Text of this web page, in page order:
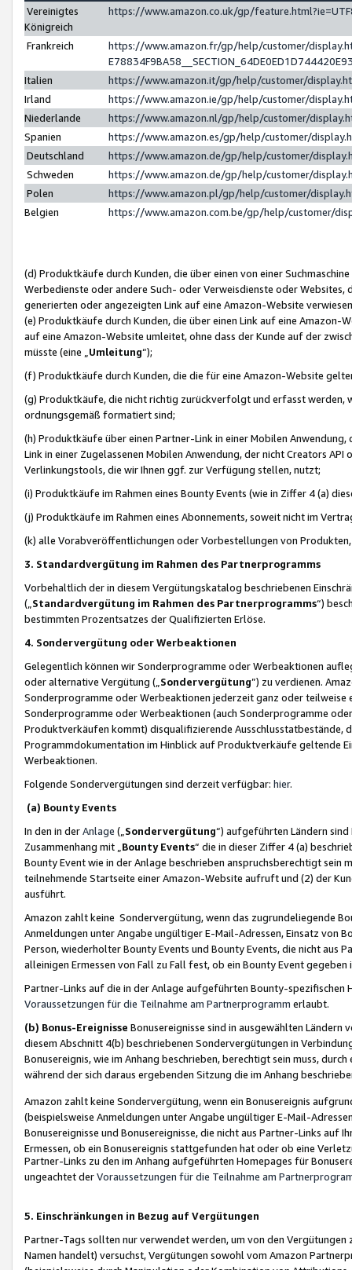
Vereinigtes
Königreich
https://www.amazon.co.uk/gp/
Frankreich
https://www.amazon.fr/gp/help/customer/
Italien
https://www.amazon.it/gp/help/customer/
Irland
https://www.amazon.ie/gp/help/customer/
Niederlande
https://www.amazon.nl/gp/help/customer/
Spanien
https://www.amazon.es/gp/help/customer/
Deutschland
https://www.amazon.de/gp/help/customer/
Schweden
https://www.amazon.de/gp/help/customer/
Polen
https://www.amazon.pl/gp/help/customer/
Belgien
https://www.amazon.com.be/gp/help/customer/
(d) Produktkäufe durch Kunden, die über einen von einer
Werbedienste oder andere Such- oder Verweisdienste oder Websites,
generierten oder angezeigten Link auf eine Amazon-Website
(e) Produktkäufe durch Kunden, die über einen Link auf eine
auf eine Amazon-Website umleitet, ohne dass der Kunde auf der
müsste (eine „ Umleitung“);
(f) Produktkäufe durch Kunden, die die für eine Amazon-Website
(g) Produktkäufe, die nicht richtig zurückverfolgt und erfasst werden,
ordnungsgemäß formatiert sind;
(h) Produktkäufe über einen Partner-Link in einer Mobilen
Link in einer Zugelassenen Mobilen Anwendung, der nicht Creators
Verlinkungstools, die wir Ihnen ggf. zur Verfügung stellen, nutzt;
(i) Produktkäufe im Rahmen eines Bounty Events (wie in Ziffer 4 (a)
(j) Produktkäufe im Rahmen eines Abonnements, soweit nicht im
(k) alle Vorabveröffentlichungen oder Vorbestellungen von
3. Standardvergütung im Rahmen des Partnerprogramms
Vorbehaltlich der in diesem Vergütungskatalog beschriebenen
(„ Standardvergütung im Rahmen des Partnerprogramms“)
bestimmten Prozentsatzes der Qualifizierten Erlöse.
4. Sondervergütung oder Werbeaktionen
Gelegentlich können wir Sonderprogramme oder Werbeaktionen
oder alternative Vergütung („ Sondervergütung”) zu verdienen.
Sonderprogramme oder Werbeaktionen jederzeit ganz oder
Sonderprogramme oder Werbeaktionen (auch Sonderprogramme
Produktverkäufen kommt) disqualifizierende Ausschlusstatbestände,
Programmdokumentation im Hinblick auf Produktverkäufe geltende
Werbeaktionen.
Folgende Sondervergütungen sind derzeit verfügbar: hier.
(a) Bounty Events
In den in derAnlage („ Sondervergütung“) aufgeführten Ländern
Zusammenhang mit „ Bounty Events“ die in dieser Ziffer 4 (a)
Bounty Event wie in der Anlage beschrieben anspruchsberechtigt sein
teilnehmende Startseite einer Amazon-Website aufruft und (2) der
ausführt.
Amazon zahlt keine Sondervergütung, wenn das zugrundeliegende
Anmeldungen unter Angabe ungültiger E-Mail-Adressen, Einsatz von
Person, wiederholter Bounty Events und Bounty Events, die nicht
alleinigen Ermessen von Fall zu Fall fest, ob ein Bounty Event
Partner-Links auf die in der Anlage aufgeführten Bounty-spezifischen
Voraussetzungen für die Teilnahme am Partnerprogramm erlaubt.
(b) Bonus-Ereignisse Bonusereignisse sind in ausgewählten Ländern
diesem Abschnitt 4(b) beschriebenen Sondervergütungen in
Bonusereignis, wie im Anhang beschrieben, berechtigt sein muss,
während der sich daraus ergebenden Sitzung die im Anhang
Amazon zahlt keine Sondervergütung, wenn ein Bonusereignis
(beispielsweise Anmeldungen unter Angabe ungültiger E-Mail-
Bonusereignisse und Bonusereignisse, die nicht aus Partner-Links auf
Ermessen, ob ein Bonusereignis stattgefunden hat oder ob eine
Partner-Links zu den im Anhang aufgeführten Homepages für
ungeachtet derVoraussetzungen für die Teilnahme am
5. Einschränkungen in Bezug auf Vergütungen
Partner-Tags sollten nur verwendet werden, um von den
Namen handelt) versuchst, Vergütungen sowohl vom Amazon